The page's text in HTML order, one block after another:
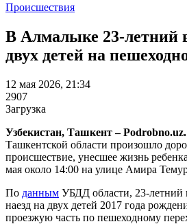
Происшествия
В Алмалыке 23-летний
двух детей на
12 мая 2026, 21:34
2907
Загрузка
Узбекистан, Ташкент – Podrobno.uz.
Ташкентской области произошло
происшествие, унесшее жизнь
мая около 14:00 на улице Амира
По данным УБДД области, 23-летний
наезд на двух детей 2017 года
проезжую часть по пешеходному